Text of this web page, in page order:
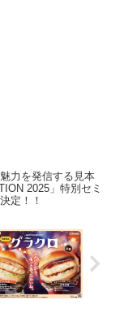
力を発信する見本
2025」特別セミ
定！！